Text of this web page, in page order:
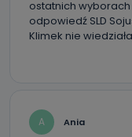
Można to zrobić pod
e-mailowo pod
ostatnich
odpowiedź SLD
Klimek nie
A Ania